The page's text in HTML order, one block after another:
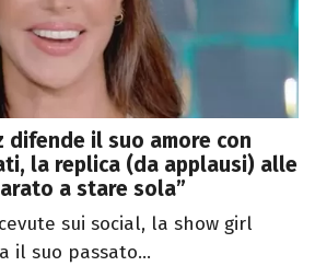
difende il suo amore con
la replica (da applausi) alle
a stare sola”
sui social, la show girl
il suo passato...